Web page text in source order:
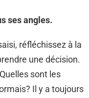
ses angles.
réfléchissez à la
une décision.
sont les
Il y a toujours